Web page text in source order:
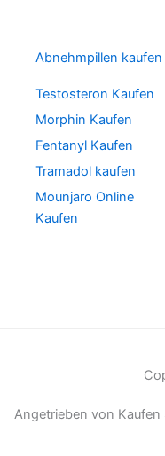
Abnehmpillen kaufen
Testosteron Kaufen
Morphin Kaufen
Fentanyl Kaufen
Tramadol kaufen
Mounjaro Online
Kaufen
Angetrieben von Kaufen